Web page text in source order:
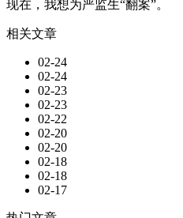
现在，我想为严监生“翻案”。
相关文章
02-24
02-24
02-23
02-23
02-22
02-20
02-20
02-18
02-18
02-17